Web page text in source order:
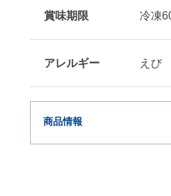
賞味期限 冷凍
アレルギー えび
商品情報